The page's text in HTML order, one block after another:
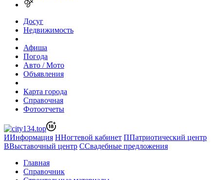
Досуг
Недвижимость
Афиша
Погода
Авто / Мото
Объявления
Карта города
Справочная
Фотоотчеты
ИИнформация ННогтевой кабинет ППатриотический центр
ВВыставочный центр ССвадебные предложения
Главная
Справочник